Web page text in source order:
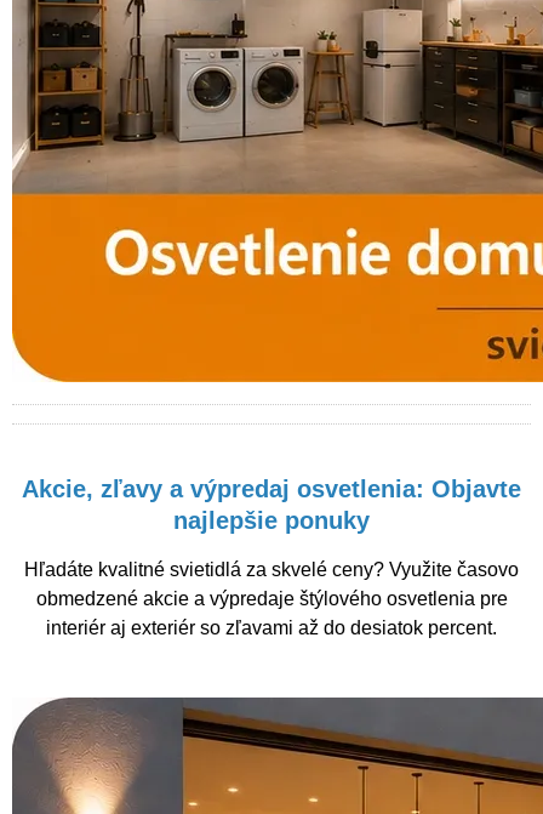
Akcie, zľavy a výpredaj osvetlenia: Objavte
najlepšie ponuky
Hľadáte kvalitné svietidlá za skvelé ceny? Využite časovo
obmedzené akcie a výpredaje štýlového osvetlenia pre
interiér aj exteriér so zľavami až do desiatok percent.